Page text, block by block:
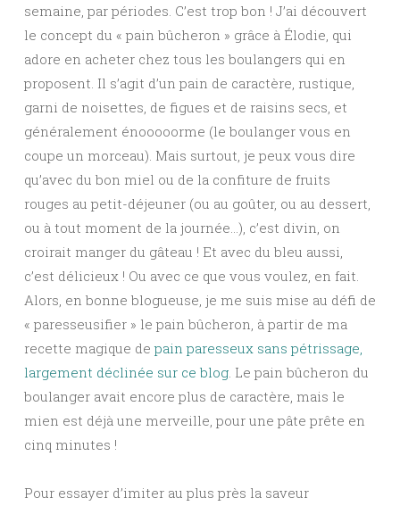
semaine, par périodes. C’est trop bon ! J’ai découvert
le concept du « pain bûcheron » grâce à Élodie, qui
adore en acheter chez tous les boulangers qui en
proposent. Il s’agit d’un pain de caractère, rustique,
garni de noisettes, de figues et de raisins secs, et
généralement énooooorme (le boulanger vous en
coupe un morceau). Mais surtout, je peux vous dire
qu’avec du bon miel ou de la confiture de fruits
rouges au petit-déjeuner (ou au goûter, ou au dessert,
ou à tout moment de la journée…), c’est divin, on
croirait manger du gâteau ! Et avec du bleu aussi,
c’est délicieux ! Ou avec ce que vous voulez, en fait.
Alors, en bonne blogueuse, je me suis mise au défi de
« paresseusifier » le pain bûcheron, à partir de ma
recette magique de pain paresseux sans pétrissage,
largement déclinée sur ce blog . Le pain bûcheron du
boulanger avait encore plus de caractère, mais le
mien est déjà une merveille, pour une pâte prête en
cinq minutes !
Pour essayer d’imiter au plus près la saveur